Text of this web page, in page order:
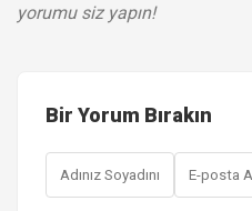
yorumu siz yapın!
Bir Yorum Bırakın